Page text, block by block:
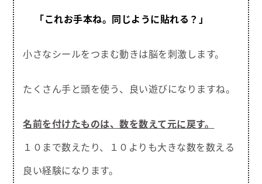
「これお手本ね。同じように貼れる？」
小さなシールをつまむ動きは脳を刺激します。
たくさん手と頭を使う、良い遊びになりますね。
名前を付けたものは、数を数えて元に戻す。
１０まで数えたり、１０よりも大きな数を数える
良い経験になります。